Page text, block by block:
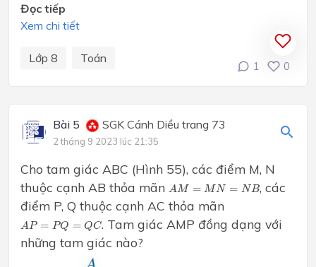
Đọc tiếp
Xem chi tiết
Lớp 8 Toán
1 0
Bài 5 SGK Cánh Diều trang 73
2 tháng 9 2023 lúc 21:35
Cho tam giác ABC (Hình 55), các điểm M, N
thuộc cạnh AB thỏa mãn AM = MN = NB
A M= N=N
, các
điểm P, Q thuộc cạnh AC thỏa mãn
AP = PQ = QC
A P= Q=Q
. Tam giác AMP đồng dạng với
những tam giác nào?